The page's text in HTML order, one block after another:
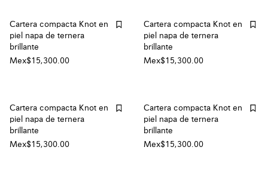
Cartera compacta Knot en
piel napa de ternera
brillante
Mex$15,300.00
Cartera compacta Knot en
piel napa de ternera
brillante
Mex$15,300.00
Cartera compacta Knot en
piel napa de ternera
brillante
Mex$15,300.00
Cartera compacta Knot en
piel napa de ternera
brillante
Mex$15,300.00